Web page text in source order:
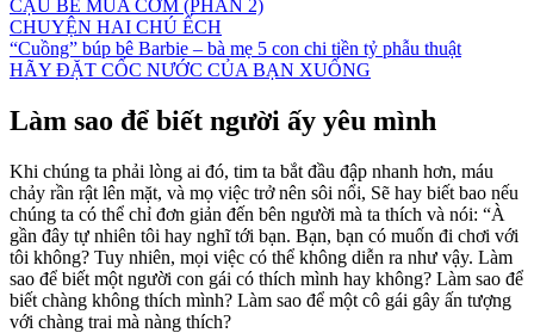
CẬU BÉ MUA CƠM (PHẦN 2)
CHUYỆN HAI CHÚ ẾCH
“Cuồng” búp bê Barbie – bà mẹ 5 con chi tiền tỷ phẫu thuật
HÃY ĐẶT CỐC NƯỚC CỦA BẠN XUỐNG
Làm sao để biết người ấy yêu mình
Khi chúng ta phải lòng ai đó, tim ta bắt đầu đập nhanh hơn, máu
chảy rần rật lên mặt, và mọ việc trở nên sôi nổi, Sẽ hay biết bao nếu
chúng ta có thể chỉ đơn giản đến bên người mà ta thích và nói: “À
gần đây tự nhiên tôi hay nghĩ tới bạn. Bạn, bạn có muốn đi chơi với
tôi không? Tuy nhiên, mọi việc có thể không diễn ra như vậy. Làm
sao để biết một người con gái có thích mình hay không? Làm sao để
biết chàng không thích mình? Làm sao để một cô gái gây ấn tượng
với chàng trai mà nàng thích?